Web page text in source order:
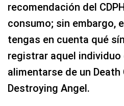
recomendación del
consumo; sin embargo,
tengas en cuenta qué
registrar aquel
alimentarse de un Death
Destroying Angel.